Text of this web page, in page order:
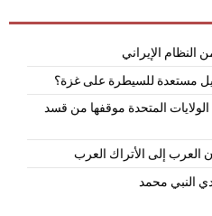
النظام الإيراني
مستعدة للسيطرة على غزة؟
المتحدة موقفها من قسد
العرب إلى الأتراك العرب
النبي محمد